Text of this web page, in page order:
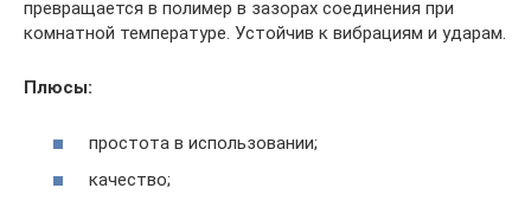
превращается в полимер в зазорах соединения при
комнатной температуре. Устойчив к вибрациям и ударам.
Плюсы:
простота в использовании;
качество;